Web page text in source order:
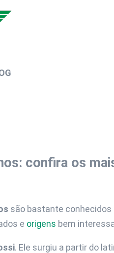
confira os
são bastante conhecidos
e origens bem
. Ele surgiu a partir do